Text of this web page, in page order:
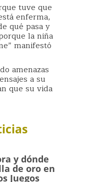
tuve que
enferma,
qué pasa y
la niña
manifestó
amenazas
a su
que su vida
y dónde
de oro en
Juegos